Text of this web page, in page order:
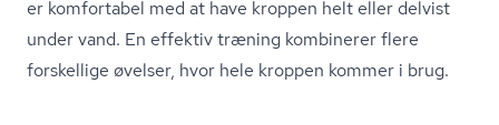
er komfortabel med at have kroppen helt eller delvist
under vand. En effektiv træning kombinerer flere
forskellige øvelser, hvor hele kroppen kommer i brug.